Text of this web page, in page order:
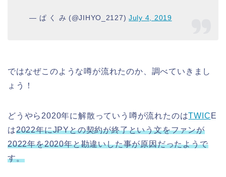
— ぱ く み (@JIHYO_2127)July 4, 2019
ではなぜこのような噂が流れたのか、調べていきまし
ょう！
どうやら2020年に解散っていう噂が流れたのはTWIC E
は2022年にJPYとの契約が終了という文をファンが
2022年を2020年と勘違いした事が原因だったようで
す。